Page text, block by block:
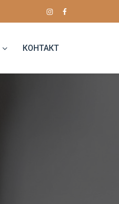
КОНТАКТ